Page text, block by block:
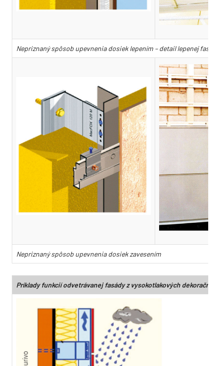
Nepriznaný spôsob upevnenia dosiek lepením – detail lepenej
Nepriznaný spôsob upevnenia dosiek zavesením
Príklady funkcií odvetrávanej fasády z vysokotlakových